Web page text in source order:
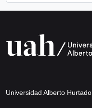
Universidad Alberto Hurtado